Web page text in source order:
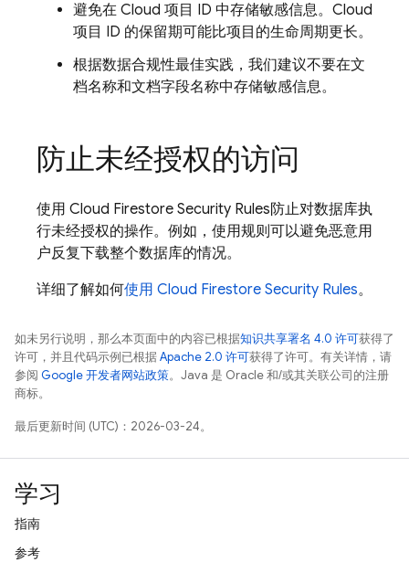
避免在 Cloud 项目 ID 中存储敏感信息。Cloud
项目 ID 的保留期可能比项目的生命周期更长。
根据数据合规性最佳实践，我们建议不要在文
档名称和文档字段名称中存储敏感信息。
防止未经授权的访问
使用 Cloud Firestore Security Rules防止对数据库执
行未经授权的操作。例如，使用规则可以避免恶意用
户反复下载整个数据库的情况。
详细了解如何使用 Cloud Firestore Security Rules。
如未另行说明，那么本页面中的内容已根据知识共享署名 4.0 许可获得了
许可，并且代码示例已根据Apache 2.0 许可获得了许可。有关详情，请
参阅 Google 开发者网站政策。Java 是 Oracle 和/或其关联公司的注册
商标。
最后更新时间 (UTC)：2026-03-24。
学习
指南
参考